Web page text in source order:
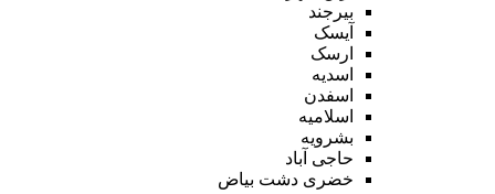
بیرجند
آیسک
ارسک
اسدیه
اسفدن
اسلامیه
بشرویه
حاجی آباد
خضری دشت بیاض